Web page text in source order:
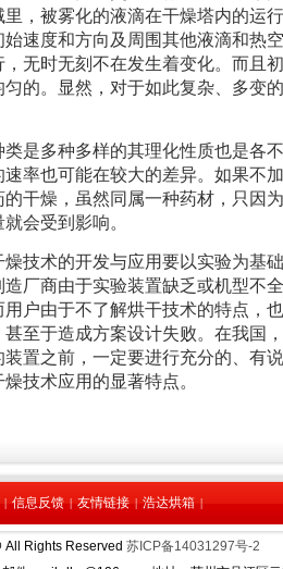
，被雾化的液滴在干燥塔内的运
速度和方向及周围其他液滴和热
无时无刻不在发生着变化。而且
的。显然，对于如此复杂、多变
是多种多样的其理化性质也是各
率也可能在较大的差异。如果不
干燥，虽然同属一种药材，只因
会受到影响。
技术的开发与应用要以实验为基
厂商由于实验装置缺乏或机型不
户由于不了解烘干技术的特点，
至于造成方案设计失败。在我国
置之前，一定要进行充分的、有
技术应用的显著特点。
|信息反馈 |友情链接 |浩达烘箱 |
All Rights Reserved 苏ICP备14031297号-2